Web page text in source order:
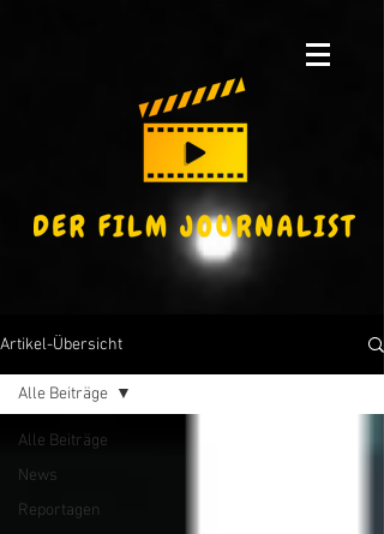
Artikel-Übersicht
Alle Beiträge
News
Reportagen
Alle Beiträge